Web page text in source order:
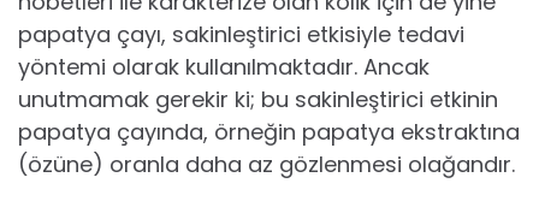
papatya çayı, sakinleştirici etkisiyle tedavi
yöntemi olarak kullanılmaktadır. Ancak
unutmamak gerekir ki; bu sakinleştirici etkinin
papatya çayında, örneğin papatya ekstraktına
(özüne) oranla daha az gözlenmesi olağandır.